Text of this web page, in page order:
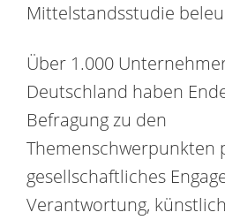
Mittelstandsstudie
Über 1.000
Deutschland haben
Befragung zu den
Themenschwerpunkten
gesellschaftliches
Verantwortung,